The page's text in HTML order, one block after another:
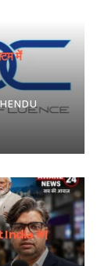
में
India का